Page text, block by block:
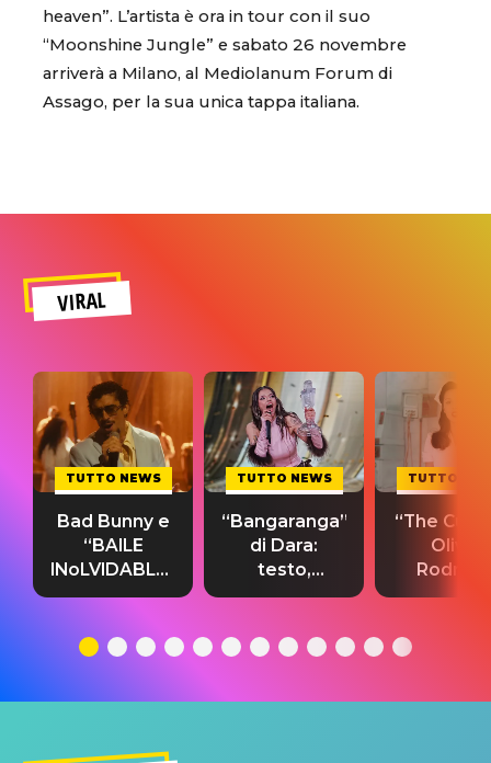
heaven”. L’artista è ora in tour con il suo
“Moonshine Jungle” e sabato 26 novembre
arriverà a Milano, al Mediolanum Forum di
Assago, per la sua unica tappa italiana.
VIRAL
TUTTO NEWS
Bad Bunny e
“BAILE
INoLVIDABLE”:
testo,
significato
TUTTO NEWS
“Bangaranga”
di Dara:
testo,
traduzione e
del singolo
TUTTO
“The
Olivia
testo,